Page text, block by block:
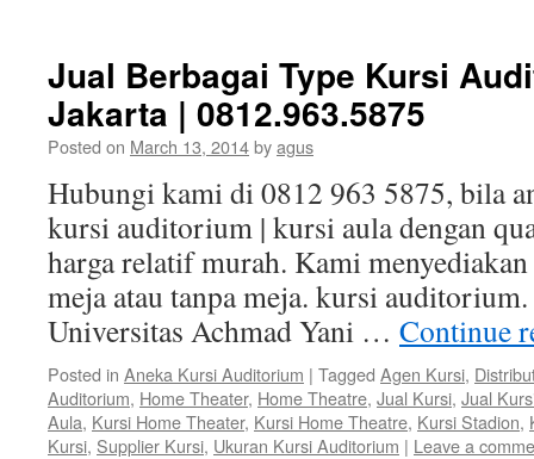
Jual Berbagai Type Kursi
Jakarta | 0812.963.5875
Posted on March 13, 2014byagus
Hubungi kami di 0812 963 5875, bila
kursi auditorium | kursi aula dengan
harga relatif murah. Kami
meja atau tanpa meja. kursi
Universitas Achmad Yani … Continue
Posted in Aneka Kursi Auditorium | Tagged Agen Kursi,
Auditorium, Home Theater, Home Theatre, Jual Kursi, Jual
Aula, Kursi Home Theater, Kursi Home Theatre, Kursi Stadion,
Kursi, Supplier Kursi, Ukuran Kursi Auditorium | Leave a